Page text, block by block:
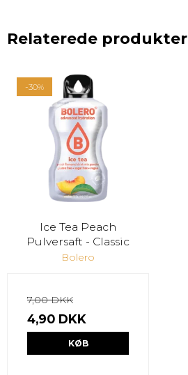
Relaterede produkter
-30%
Ice Tea Peach
Pulversaft - Classic
Bolero
7,00 DKK
4,90 DKK
KØB